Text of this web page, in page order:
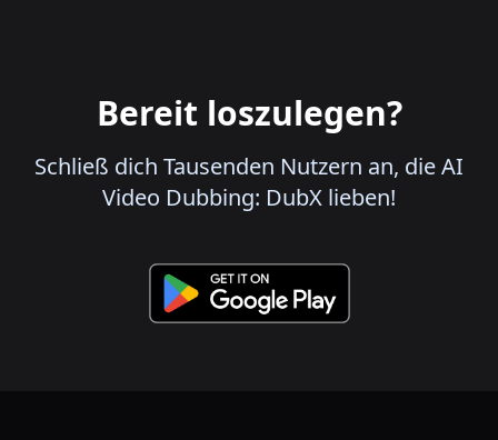
Bereit loszulegen?
Schließ dich Tausenden Nutzern an, die AI
Video Dubbing: DubX lieben!